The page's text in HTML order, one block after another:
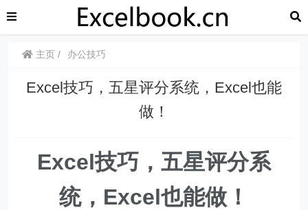
主页 办公技巧
​​Excel技巧，五星评分系统，Excel也能
做！
​​Excel技巧，五星评分系
统，Excel也能做！